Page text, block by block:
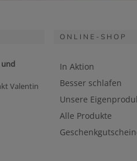
und
Valentin
ONLINE-SHOP
In Aktion
Besser schlafen
Unsere
Alle Produkte